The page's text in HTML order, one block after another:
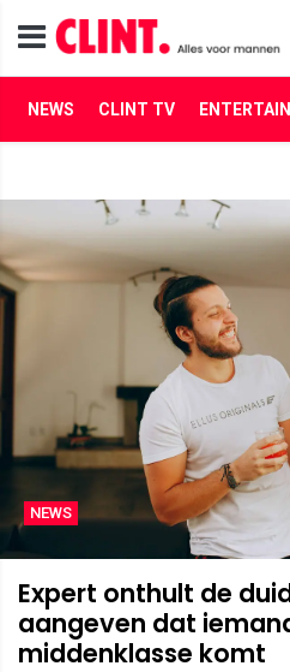
NEWS CLINT TV
NEWS
Expert onthult de
aangeven dat
middenklasse komt